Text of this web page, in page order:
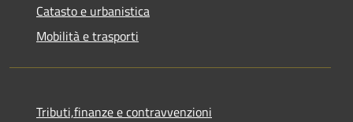
Catasto e urbanistica
Mobilità e trasporti
Tributi,finanze e contravvenzioni